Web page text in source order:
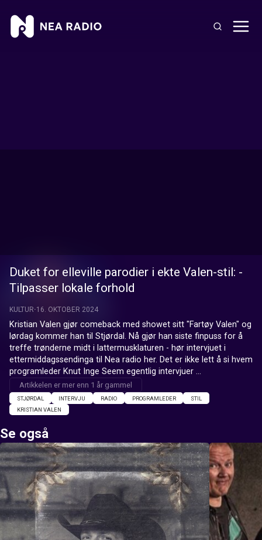
Duket for elleville parodier i ekte Valen-stil: -
Tilpasser lokale forhold
KULTUR 16. OKTOBER 2024
Kristian Valen gjør comeback med showet sitt "Fartøy Valen" og
lørdag kommer han til Stjørdal. Nå gjør han siste finpuss for å
treffe trønderne midt i lattermusklaturen - hør intervjuet i
ettermiddagssendinga til Nea radio her. Det er ikke lett å si hvem
programleder Knut Inge Seem egentlig intervjuer ...
Artikkelen er mer enn 1 år gammel
STJØRDAL INTERVJU RADIO PROGRAMLEDER
STIL
KRISTIAN VALEN
Se også